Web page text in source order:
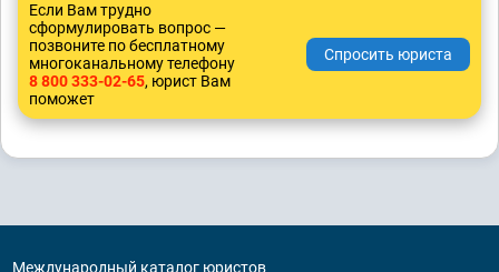
Если Вам трудно
сформулировать вопрос —
позвоните по бесплатному
многоканальному телефону
8 800 333-02-65, юрист Вам
поможет
Международный каталог юристов